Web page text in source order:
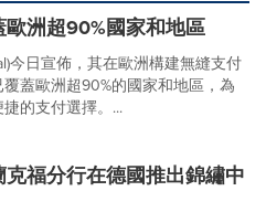
洲超90%國家和地區
今日宣佈，其在歐洲構建無縫支付
蓋歐洲超90%的國家和地區，為
的支付選擇。...
福分行在德國推出錦繡中